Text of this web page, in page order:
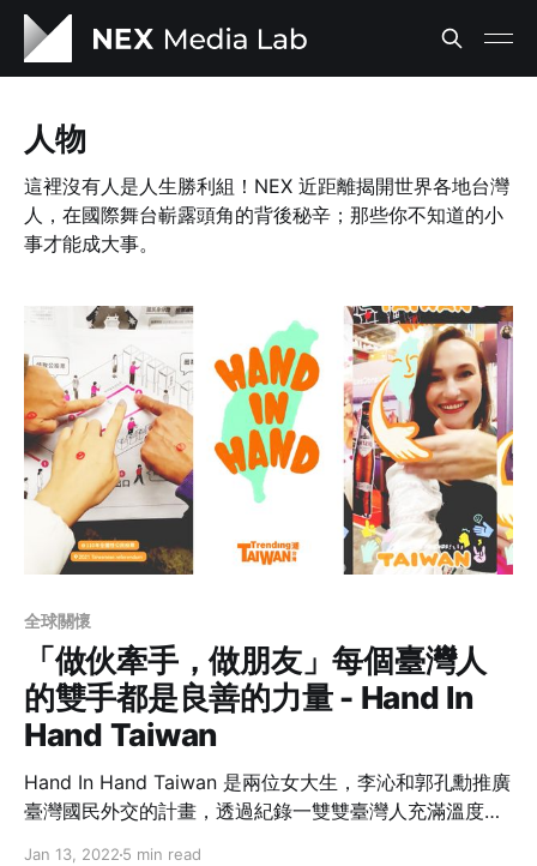
人物
這裡沒有人是人生勝利組！NEX 近距離揭開世界各地台灣
人，在國際舞台嶄露頭角的背後秘辛；那些你不知道的小
事才能成大事。
全球關懷
「做伙牽手，做朋友」每個臺灣人
的雙手都是良善的力量 - Hand In
Hand Taiwan
Hand In Hand Taiwan 是兩位女大生，李沁和郭孔勳推廣
臺灣國民外交的計畫，透過紀錄一雙雙臺灣人充滿溫度與
Jan 13, 2022 5 min read